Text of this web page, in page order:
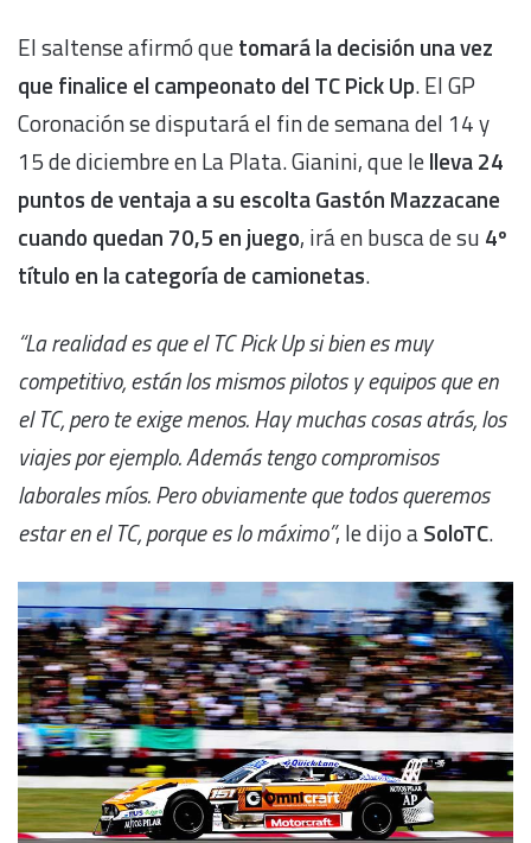
El saltense afirmó quetomará la decisión una vez
que finalice el campeonato del TC Pick Up. El GP
Coronación se disputará el fin de semana del 14 y
15 de diciembre en La Plata. Gianini, que lelleva 24
puntos de ventaja a su escolta Gastón Mazzacane
cuando quedan 70,5 en juego, irá en busca de su 4º
título en la categoría de camionetas.
“La realidad es que el TC Pick Up si bien es muy
competitivo, están los mismos pilotos y equipos que en
el TC, pero te exige menos. Hay muchas cosas atrás, los
viajes por ejemplo. Además tengo compromisos
laborales míos. Pero obviamente que todos queremos
estar en el TC, porque es lo máximo”, le dijo aSoloTC.